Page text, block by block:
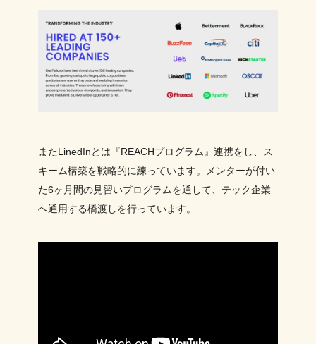
またLinedInとは『REACHプログラム』連携をし、ス
キーム構築を戦略的に練っています。メンターが付い
た6ヶ月間の見習いプログラムを通して、テック企業
へ通用する橋渡しを行っています。